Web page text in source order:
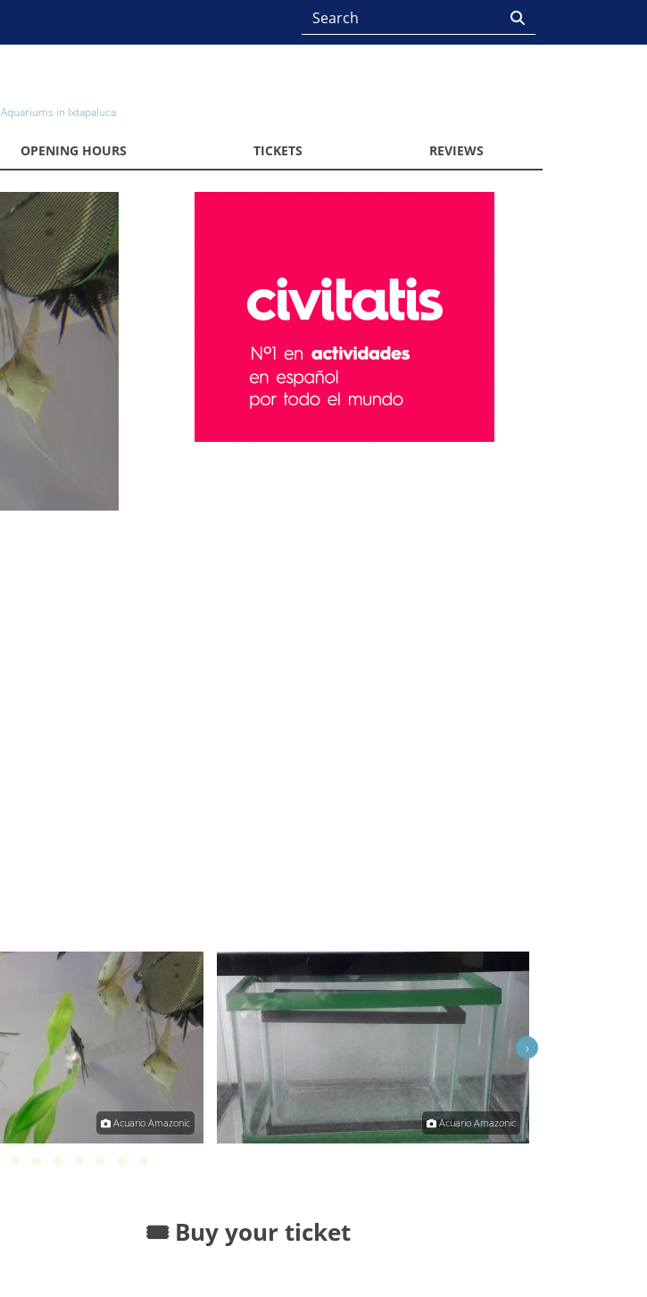
Aquariums in Ixtapaluca
OPENING HOURS TICKETS REVIEWS
Acuario Amazonic Acuario Amazonic
›
🎟️ Buy your ticket